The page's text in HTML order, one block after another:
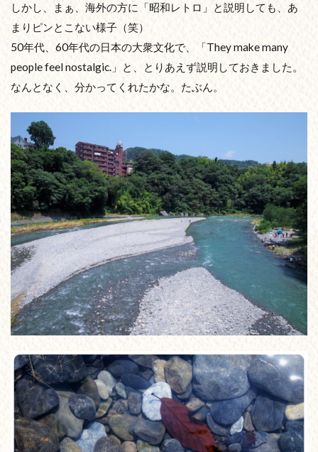
しかし、まぁ、海外の方に「昭和レトロ」と説明しても、あ
まりピンとこない様子（笑）
50年代、60年代の日本の大衆文化で、「They make many
people feel nostalgic.」と、とりあえず説明しておきました。
なんとなく、分かってくれたかな。たぶん。